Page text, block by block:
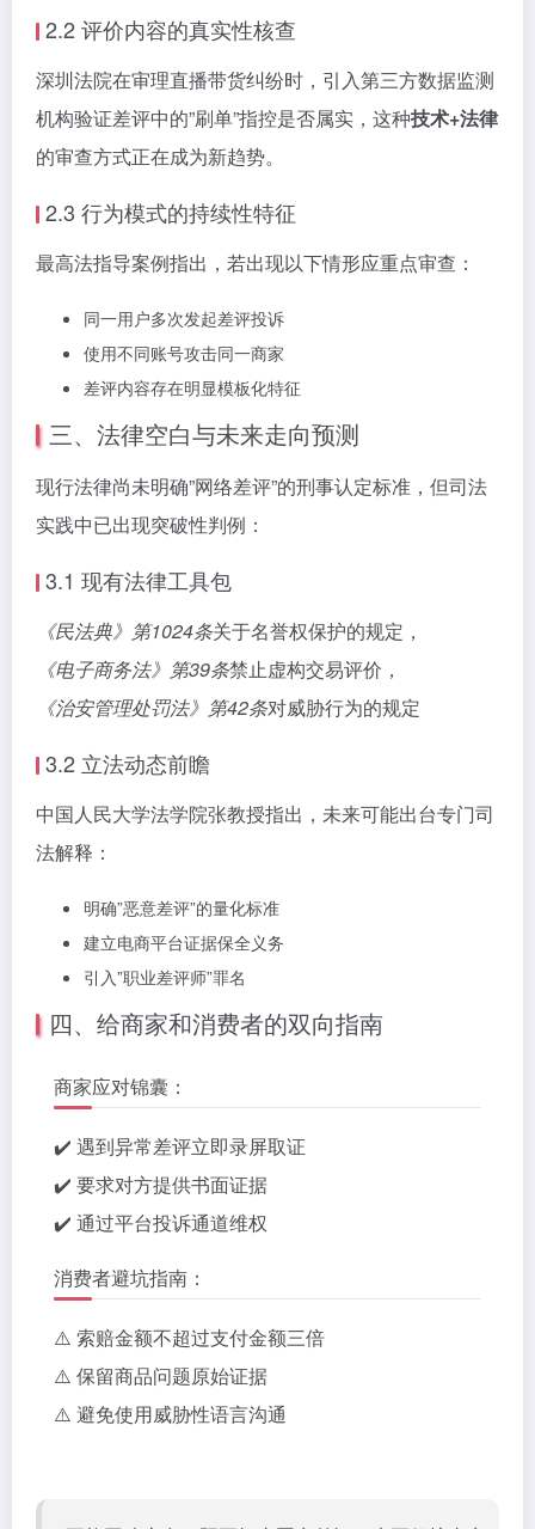
2.2 评价内容的真实性核查
深圳法院在审理直播带货纠纷时，引入第三方数据监测
机构验证差评中的”刷单”指控是否属实，这种技术+法律
的审查方式正在成为新趋势。
2.3 行为模式的持续性特征
最高法指导案例指出，若出现以下情形应重点审查：
同一用户多次发起差评投诉
使用不同账号攻击同一商家
差评内容存在明显模板化特征
三、法律空白与未来走向预测
现行法律尚未明确”网络差评”的刑事认定标准，但司法
实践中已出现突破性判例：
3.1 现有法律工具包
《民法典》第1024条关于名誉权保护的规定，
《电子商务法》第39条禁止虚构交易评价，
《治安管理处罚法》第42条对威胁行为的规定
3.2 立法动态前瞻
中国人民大学法学院张教授指出，未来可能出台专门司
法解释：
明确”恶意差评”的量化标准
建立电商平台证据保全义务
引入”职业差评师”罪名
四、给商家和消费者的双向指南
商家应对锦囊：
✔️ 遇到异常差评立即录屏取证
✔️ 要求对方提供书面证据
✔️ 通过平台投诉通道维权
消费者避坑指南：
⚠️ 索赔金额不超过支付金额三倍
⚠️ 保留商品问题原始证据
⚠️ 避免使用威胁性语言沟通